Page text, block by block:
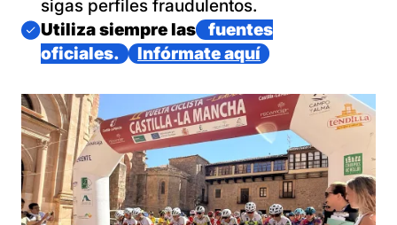
sigas perfiles fraudulentos.
Imagen
Utiliza siempre las
fuentes
oficiales.
Infórmate aquí